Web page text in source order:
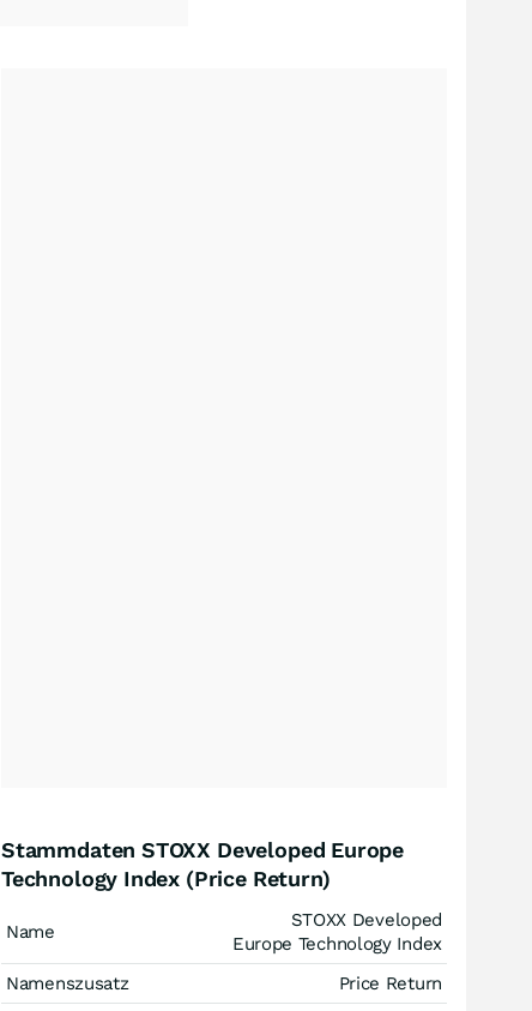
Stammdaten STOXX Developed Europe
Technology Index (Price Return)
Name
STOXX Developed
Europe Technology Index
Namenszusatz
Price Return